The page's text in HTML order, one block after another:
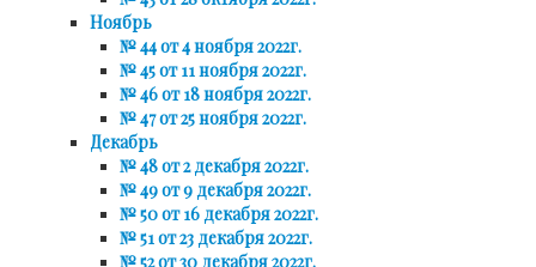
Ноябрь
№ 44 от 4 ноября 2022г.
№ 45 от 11 ноября 2022г.
№ 46 от 18 ноября 2022г.
№ 47 от 25 ноября 2022г.
Декабрь
№ 48 от 2 декабря 2022г.
№ 49 от 9 декабря 2022г.
№ 50 от 16 декабря 2022г.
№ 51 от 23 декабря 2022г.
№ 52 от 30 декабря 2022г.